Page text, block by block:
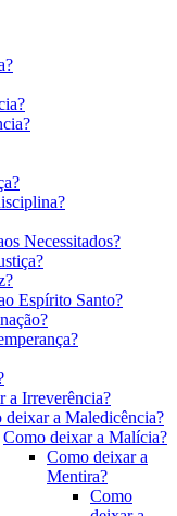
Necessitados?
Espírito Santo?
a Irreverência?
deixar a Maledicência?
Como deixar a Malícia?
Como deixar a
Mentira?
Como